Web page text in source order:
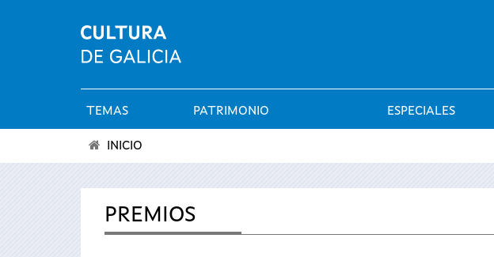
Menú
principal
TEMAS PATRIMONIO ESPECIALES
encuentra
INICIO
PREMIOS